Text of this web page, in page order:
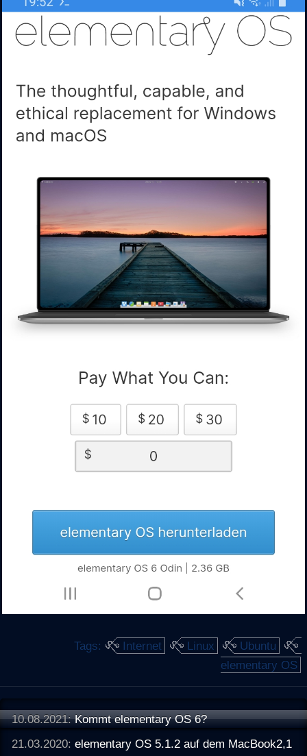
Tags: Internet Linux
Ubuntu
elementary OS
10.08.2021:Kommt elementary OS 6?
21.03.2020:elementary OS 5.1.2 auf dem MacBook2,1